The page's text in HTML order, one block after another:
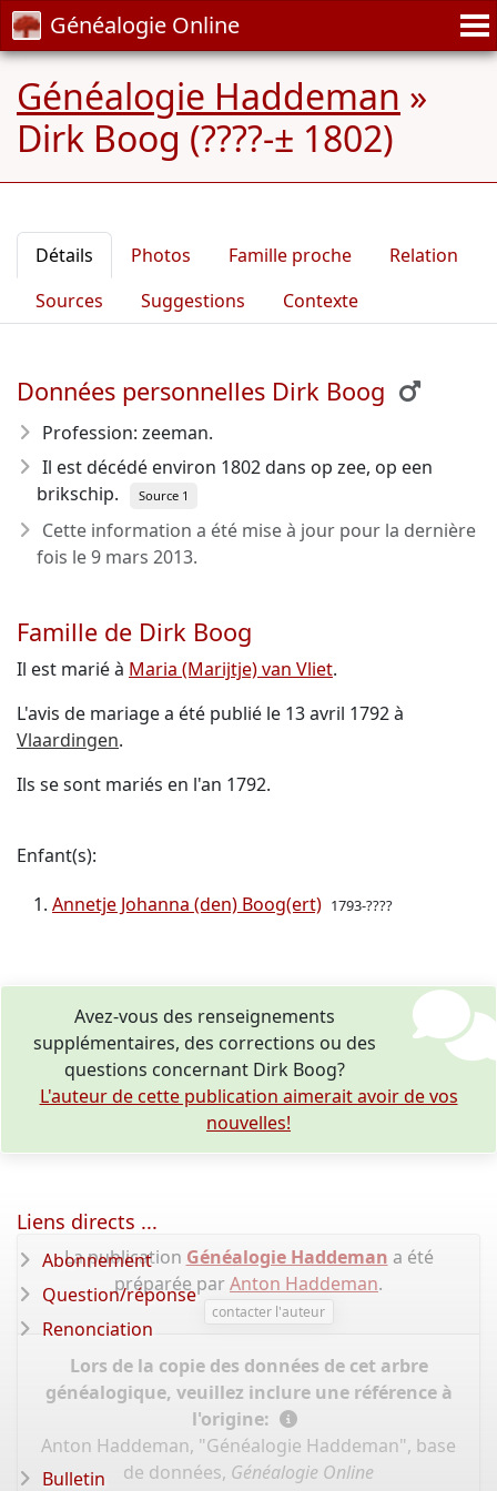
Généalogie Online
Généalogie Haddeman »
Dirk Boog (????-± 1802)
Détails Photos Famille proche
Relation
Sources
Suggestions Contexte
Données personnelles Dirk Boog
Profession: zeeman.
Il est décédé environ 1802dans op zee, op een
brikschip.
Source 1
Cette information a été mise à jour pour la dernière
fois le9 mars 2013.
Famille de Dirk Boog
Il est marié à Maria (Marijtje) van Vliet.
L'avis de mariage a été publié le 13 avril 1792 à
Vlaardingen.
Ils se sont mariés en l'an 1792.
Enfant(s):
Annetje Johanna (den) Boog(ert) 1793-????
Avez-vous des renseignements
supplémentaires, des corrections ou des
questions concernant Dirk Boog?
L'auteur de cette publication aimerait avoir de vos
nouvelles!
La publication Généalogie Haddeman a été
préparée parAnton Haddeman.
contacter l'auteur
Lors de la copie des données de cet arbre
généalogique, veuillez inclure une référence à
l'origine:
Anton Haddeman, "Généalogie Haddeman", base
de données, Généalogie Online
Liens directs ...
Abonnement
Question/réponse
Renonciation
Bulletin